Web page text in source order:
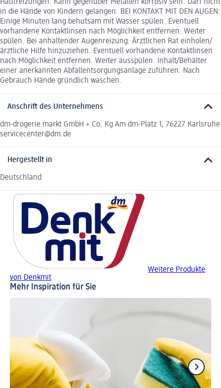
Hautreizungen. Kann gegenüber Metallen korrosiv sein. Darf nicht
in die Hände von Kindern gelangen. BEI KONTAKT MIT DEN AUGEN:
Einige Minuten lang behutsam mit Wasser spülen. Eventuell
vorhandene Kontaktlinsen nach Möglichkeit entfernen. Weiter
spülen. Bei anhaltender Augenreizung: Ärztlichen Rat einholen/
ärztliche Hilfe hinzuziehen. Eventuell vorhandene Kontaktlinsen
nach Möglichkeit entfernen. Weiter ausspülen. Inhalt/Behälter
einer anerkannten Abfallentsorgungsanlage zuführen. Nach
Gebrauch Hände gründlich waschen.
Anschrift des Unternehmens
dm-drogerie markt GmbH + Co. Kg Am dm-Platz 1, 76227 Karlsruhe
servicecenter@dm.de
Hergestellt in
Deutschland
Weitere Produkte
von Denkmit
Mehr Inspiration für Sie